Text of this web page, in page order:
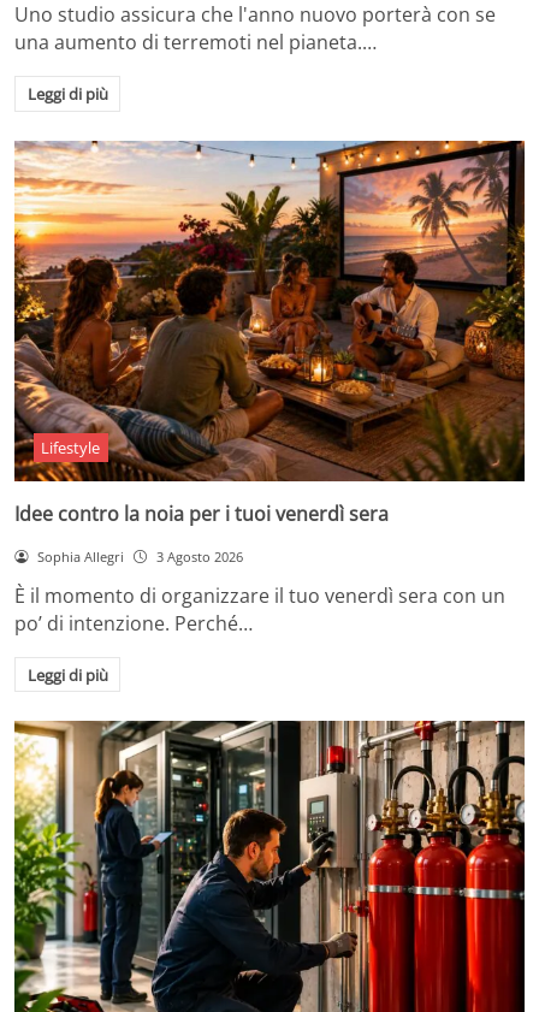
Uno studio assicura che l'anno nuovo porterà con se
una aumento di terremoti nel pianeta.…
Leggi di più
Lifestyle
Idee contro la noia per i tuoi venerdì sera
Sophia Allegri 3 Agosto 2026
È il momento di organizzare il tuo venerdì sera con un
po’ di intenzione. Perché…
Leggi di più